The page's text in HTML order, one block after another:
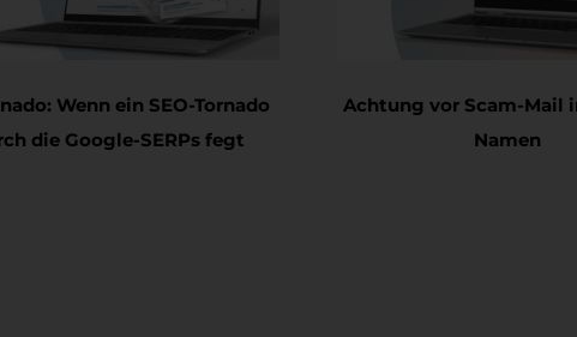
Serponado: Wenn ein SEO-Tornado
durch die Google-SERPs fegt
Achtung vor